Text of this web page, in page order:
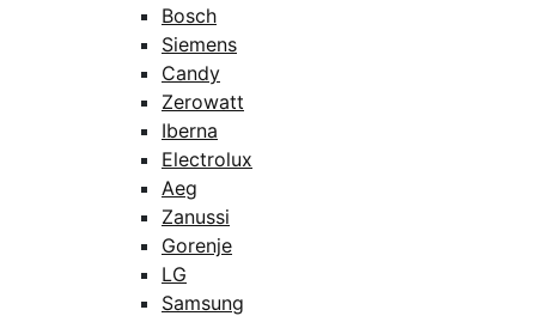
Bosch
Siemens
Candy
Zerowatt
Iberna
Electrolux
Aeg
Zanussi
Gorenje
LG
Samsung